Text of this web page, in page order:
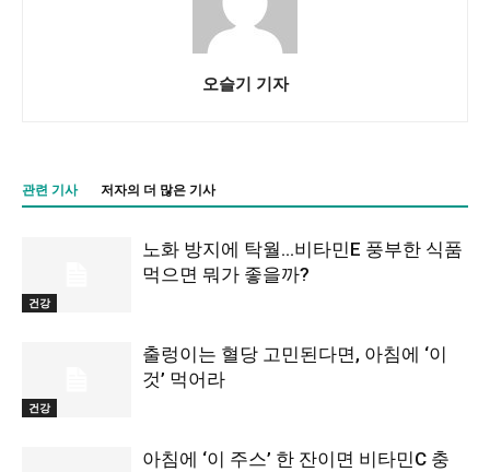
오슬기 기자
관련 기사 저자의 더 많은 기사
건강
노화 방지에 탁월…비타민E 풍부한 식품
먹으면 뭐가 좋을까?
건강
출렁이는 혈당 고민된다면, 아침에 ‘이
것’ 먹어라
아침에 ‘이 주스’ 한 잔이면 비타민C 충